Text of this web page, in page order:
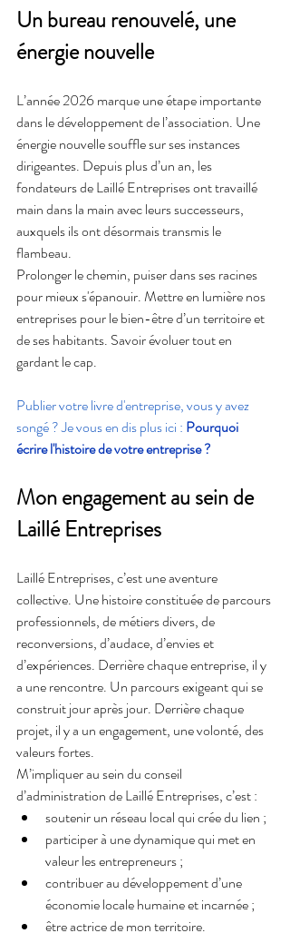
Un bureau renouvelé, une
énergie nouvelle
L’année 2026 marque une étape importante
dans le développement de l’association. Une
énergie nouvelle souffle sur ses instances
dirigeantes. Depuis plus d’un an, les
fondateurs de Laillé Entreprises ont travaillé
main dans la main avec leurs successeurs,
auxquels ils ont désormais transmis le
flambeau.
Prolonger le chemin, puiser dans ses racines
pour mieux s'épanouir. Mettre en lumière nos
entreprises pour le bien-être d’un territoire et
de ses habitants. Savoir évoluer tout en
gardant le cap.
Publier votre livre d'entreprise, vous y avez
songé ? Je vous en dis plus ici : Pourquoi
écrire l'histoire de votre entreprise ?
Mon engagement au sein de
Laillé Entreprises
Laillé Entreprises, c’est une aventure
collective. Une histoire constituée de parcours
professionnels, de métiers divers, de
reconversions, d’audace, d’envies et
d’expériences. Derrière chaque entreprise, il y
a une rencontre. Un parcours exigeant qui se
construit jour après jour. Derrière chaque
projet, il y a un engagement, une volonté, des
valeurs fortes.
M’impliquer au sein du conseil
d’administration de Laillé Entreprises, c’est :
soutenir un réseau local qui crée du lien ;
participer à une dynamique qui met en
valeur les entrepreneurs ;
contribuer au développement d’une
économie locale humaine et incarnée ;
être actrice de mon territoire.